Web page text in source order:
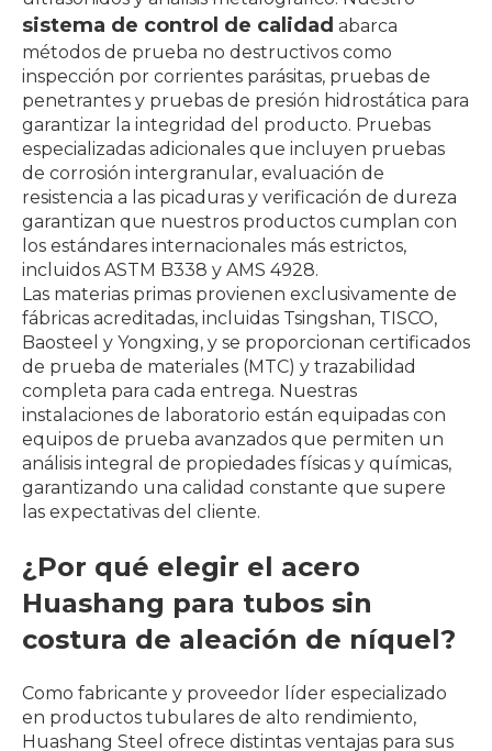
sistema de control de calidad abarca
métodos de prueba no destructivos como
inspección por corrientes parásitas, pruebas de
penetrantes y pruebas de presión hidrostática para
garantizar la integridad del producto. Pruebas
especializadas adicionales que incluyen pruebas
de corrosión intergranular, evaluación de
resistencia a las picaduras y verificación de dureza
garantizan que nuestros productos cumplan con
los estándares internacionales más estrictos,
incluidos ASTM B338 y AMS 4928.
Las materias primas provienen exclusivamente de
fábricas acreditadas, incluidas Tsingshan, TISCO,
Baosteel y Yongxing, y se proporcionan certificados
de prueba de materiales (MTC) y trazabilidad
completa para cada entrega. Nuestras
instalaciones de laboratorio están equipadas con
equipos de prueba avanzados que permiten un
análisis integral de propiedades físicas y químicas,
garantizando una calidad constante que supere
las expectativas del cliente.
¿Por qué elegir el acero
Huashang para tubos sin
costura de aleación de níquel?
Como fabricante y proveedor líder especializado
en productos tubulares de alto rendimiento,
Huashang Steel ofrece distintas ventajas para sus